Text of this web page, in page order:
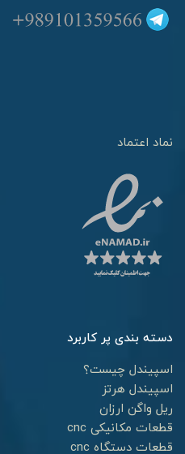
نماد اعتماد
دسته بندی پر کاربرد
اسپیندل چیست؟
اسپیندل هرتز
ریل واگن ارزان
قطعات مکانیکی cnc
قطعات دستگاه cnc